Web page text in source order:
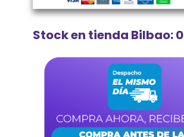
Stock en tienda Bilbao: 0